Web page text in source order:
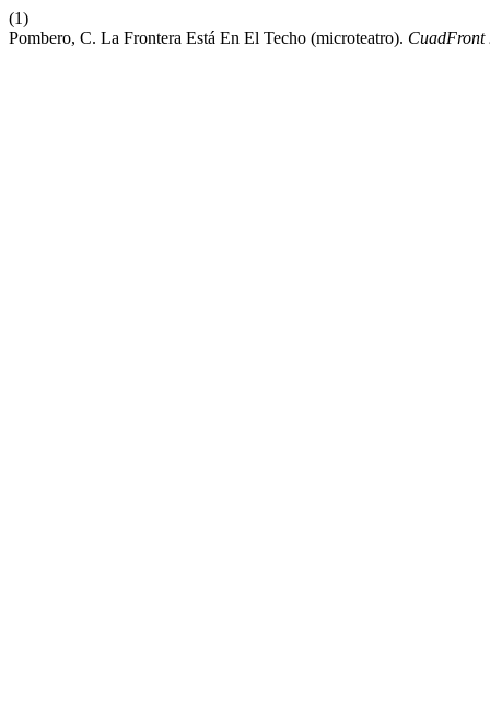
(1)
Pombero, C. La Frontera Está En El Techo (microteatro). CuadFront